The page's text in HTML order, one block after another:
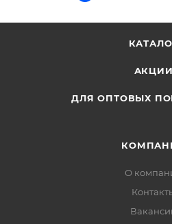
АКЦИИ
ДЛЯ ОПТОВЫХ
О